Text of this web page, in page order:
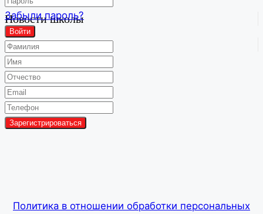
Новости школы
Групповой чат
Забыли пароль?
Войти
Политика в отношении обработки персональных